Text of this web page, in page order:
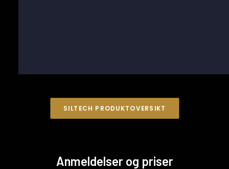
SILTECH PRODUKTOVERSIKT
Anmeldelser og priser